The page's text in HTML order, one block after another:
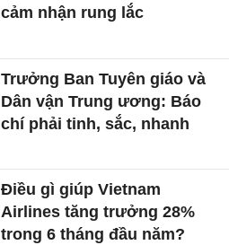
cảm nhận rung lắc
Trưởng Ban Tuyên giáo và
Dân vận Trung ương: Báo
chí phải tinh, sắc, nhanh
Điều gì giúp Vietnam
Airlines tăng trưởng 28%
trong 6 tháng đầu năm?